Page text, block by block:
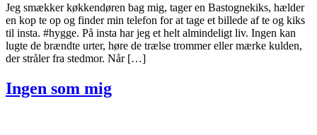
Jeg smækker køkkendøren bag mig, tager en Bastognekiks, hælder
en kop te op og finder min telefon for at tage et billede af te og kiks
til insta. #hygge. På insta har jeg et helt almindeligt liv. Ingen kan
lugte de brændte urter, høre de trælse trommer eller mærke kulden,
der stråler fra stedmor. Når […]
Ingen som mig